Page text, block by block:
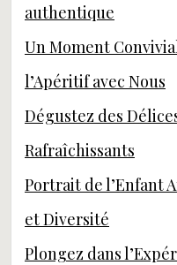
authentique
Un Moment
l’Apéritif avec Nous
Dégustez des
Rafraîchissants
Portrait de l’Enfant
et Diversité
Plongez dans